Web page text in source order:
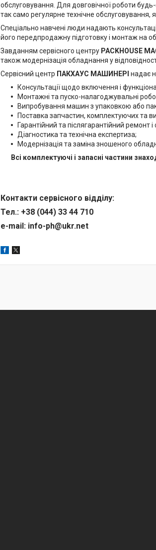
обслуговування. Для довговічної роботи
так само регулярне технічне обслуговування,
Спеціально навчені люди надають
його передпродажну підготовку і монтаж на
Завданням сервісного центру PACKHOUSE
також модернізація обладнання у
Сервісний центр ПАКХАУС МАШИНЕРІ надає
Консультації щодо включення і
Монтажні та пуско-налагоджувальні
Випробування машин з упаковкою або
Поставка запчастин, комплектуючих та
Гарантійний та післягарантійний ремонт
Діагностика та технічна експертиза;
Модернізація та заміна зношеного
Всі комплектуючі і запасні частини
Контакти сервісного відділу:
Тел.: +38 (044) 33 44 710
e-mail: info-ph@ukr.net